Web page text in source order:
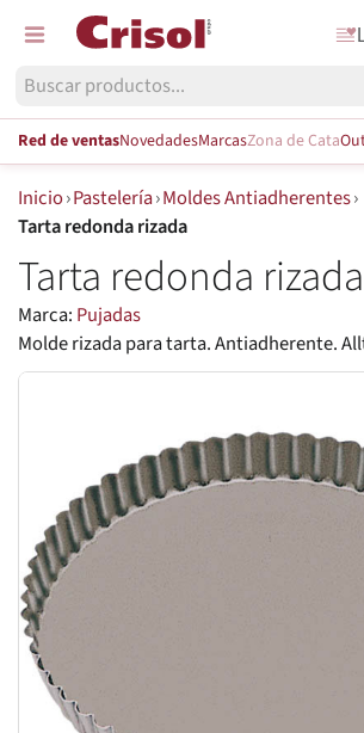
Red de ventasNovedadesMarcasZona de Cata
Inicio›Pastelería›Moldes Antiadherentes›
Tarta redonda rizada
Tarta redonda rizada
Marca: Pujadas
Molde rizada para tarta. Antiadherente.